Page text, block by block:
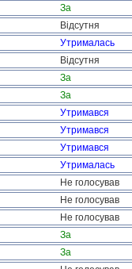
За
Відсутня
Утрималась
Відсутня
За
За
Утримався
Утримався
Утримався
Утрималась
Не голосував
Не голосував
Не голосував
За
За